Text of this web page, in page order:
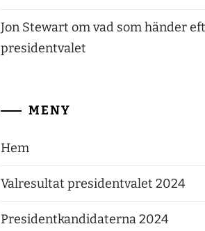
Jon Stewart om vad som händer
presidentvalet
MENY
Hem
Valresultat presidentvalet 2024
Presidentkandidaterna 2024